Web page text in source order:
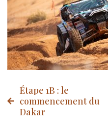
Post
Étape 1B : le
commencement du
Dakar